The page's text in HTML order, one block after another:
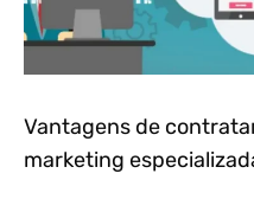
Vantagens de
marketing